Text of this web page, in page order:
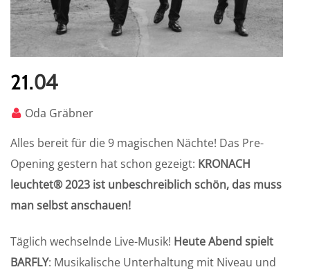
21.04
Oda Gräbner
Alles bereit für die 9 magischen Nächte! Das Pre-
Opening gestern hat schon gezeigt: KRONACH
leuchtet® 2023 ist unbeschreiblich schön, das muss
man selbst anschauen!
Täglich wechselnde Live-Musik! Heute Abend spielt
BARFLY: Musikalische Unterhaltung mit Niveau und